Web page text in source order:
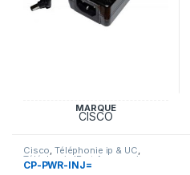
MARQUE
CISCO
Cisco,Téléphonie ip & UC,
Téléphonie IP et Accessoires
Cisco
CP-PWR-INJ=